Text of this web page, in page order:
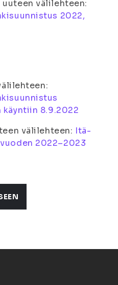
uuteen välilehteen:
2022,
8.9.2022
välilehteen: Itä-
2022–2023